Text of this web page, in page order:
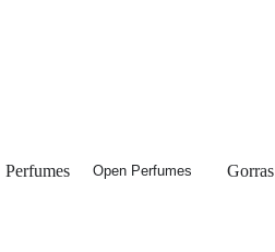
Perfumes Open Perfumes Gorras